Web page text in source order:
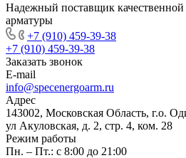
Надежный поставщик качественной
арматуры
+7 (910) 459-39-38
+7 (910) 459-39-38
Заказать звонок
E-mail
info@specenergoarm.ru
Адрес
143002, Московская Область, г.о.
ул Акуловская, д. 2, стр. 4, ком. 28
Режим работы
Пн. – Пт.: с 8:00 до 21:00